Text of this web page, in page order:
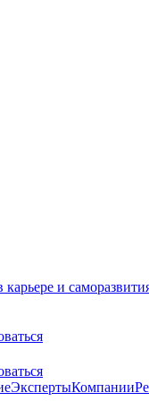
и
ЭкспертыКомпании